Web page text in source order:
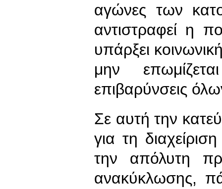
αγώνες των
αντιστραφεί η
υπάρξει
μην
επιβαρύνσεις
Σε αυτή την
για τη
την απόλυτη
ανακύκλωσης,